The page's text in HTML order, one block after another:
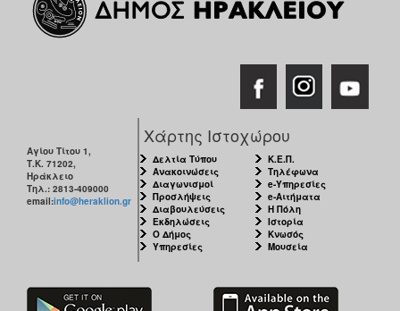
Αγίου Τίτου 1,
Τ.Κ. 71202,
Ηράκλειο
Τηλ.: 2813-409000
email:info@heraklion.gr
Χάρτης Ιστοχώρου
Δελτία Τύπου
Ανακοινώσεις
Διαγωνισμοί
Προσλήψεις
Διαβουλεύσεις
Εκδηλώσεις
Ο Δήμος
Υπηρεσίες
Κ.Ε.Π.
Τηλέφωνα
e-Υπηρεσίες
e-Αιτήματα
Η Πόλη
Ιστορία
Κνωσός
Μουσεία